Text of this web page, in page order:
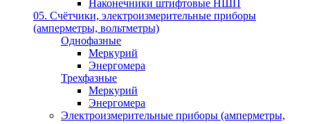
Наконечники штифтовые НШП
05. Счётчики, электроизмерительные приборы
(амперметры, вольтметры)
Однофазные
Меркурий
Энергомера
Трехфазные
Меркурий
Энергомера
Электроизмерительные приборы (амперметры,